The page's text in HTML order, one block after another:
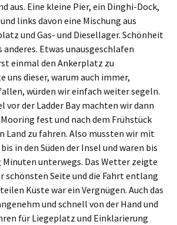
aus. Eine kleine Pier, ein Dinghi-Dock,
links davon eine Mischung aus
und Gas- und Diesellager. Schönheit
Etwas unausgeschlafen
einmal den Ankerplatz zu
uns dieser, warum auch immer,
würden wir einfach weiter segeln.
vor der Ladder Bay machten wir dann
fest und nach dem Frühstück
Land zu fahren. Also mussten wir mit
in den Süden der Insel und waren bis
unterwegs. Das Wetter zeigte
schönsten Seite und die Fahrt entlang
Küste war ein Vergnügen. Auch das
und schnell von der Hand und
für Liegeplatz und Einklarierung